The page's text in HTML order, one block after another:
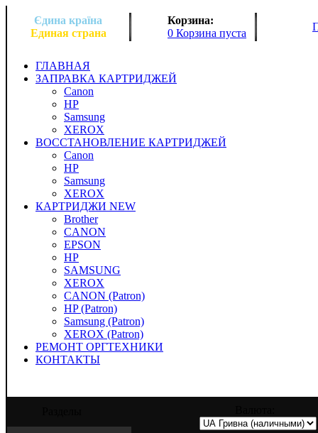
Єдина країна
Единая страна
Корзина:
0 Корзина пуста
ГЛАВНАЯ
ЗАПРАВКА КАРТРИДЖЕЙ
Canon
HP
Samsung
XEROX
ВОССТАНОВЛЕНИЕ КАРТРИДЖЕЙ
Canon
HP
Samsung
XEROX
КАРТРИДЖИ NEW
Brother
CANON
EPSON
HP
SAMSUNG
XEROX
CANON (Patron)
HP (Patron)
Samsung (Patron)
XEROX (Patron)
РЕМОНТ ОРГТЕХНИКИ
КОНТАКТЫ